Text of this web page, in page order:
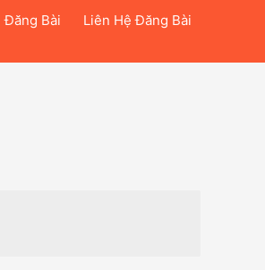
Đăng Bài Liên Hệ Đăng Bài